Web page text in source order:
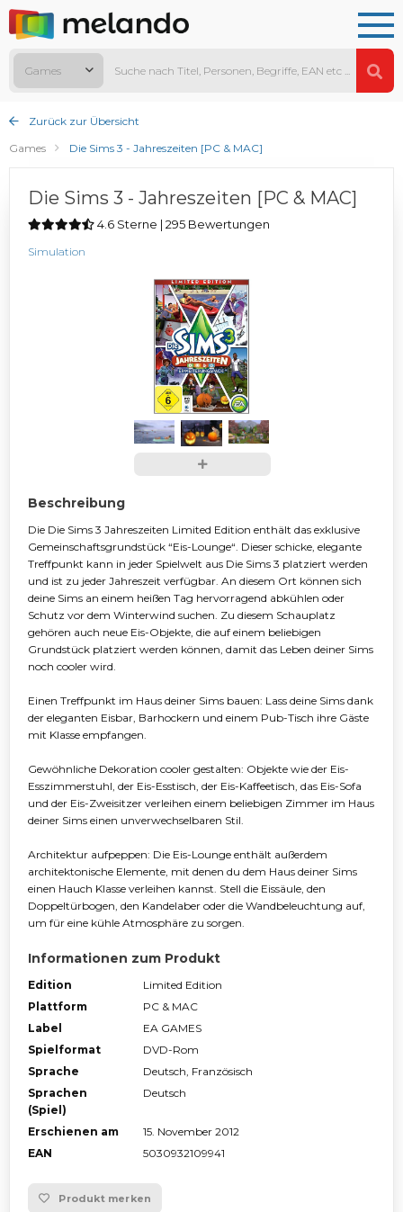
Games
Zurück zur Übersicht
Games
Die Sims 3 - Jahreszeiten [PC & MAC]
Die Sims 3 - Jahreszeiten [PC & MAC]
4.6 Sterne | 295 Bewertungen
Simulation
Beschreibung
Die Die Sims 3 Jahreszeiten Limited Edition enthält das exklusive
Gemeinschaftsgrundstück “Eis-Lounge“. Dieser schicke, elegante
Treffpunkt kann in jeder Spielwelt aus Die Sims 3 platziert werden
und ist zu jeder Jahreszeit verfügbar. An diesem Ort können sich
deine Sims an einem heißen Tag hervorragend abkühlen oder
Schutz vor dem Winterwind suchen. Zu diesem Schauplatz
gehören auch neue Eis-Objekte, die auf einem beliebigen
Grundstück platziert werden können, damit das Leben deiner Sims
noch cooler wird.
Einen Treffpunkt im Haus deiner Sims bauen: Lass deine Sims dank
der eleganten Eisbar, Barhockern und einem Pub-Tisch ihre Gäste
mit Klasse empfangen.
Gewöhnliche Dekoration cooler gestalten: Objekte wie der Eis-
Esszimmerstuhl, der Eis-Esstisch, der Eis-Kaffeetisch, das Eis-Sofa
und der Eis-Zweisitzer verleihen einem beliebigen Zimmer im Haus
deiner Sims einen unverwechselbaren Stil.
Architektur aufpeppen: Die Eis-Lounge enthält außerdem
architektonische Elemente, mit denen du dem Haus deiner Sims
einen Hauch Klasse verleihen kannst. Stell die Eissäule, den
Doppeltürbogen, den Kandelaber oder die Wandbeleuchtung auf,
um für eine kühle Atmosphäre zu sorgen.
Informationen zum Produkt
Edition
Limited Edition
Plattform
PC & MAC
Label
EA GAMES
Spielformat
DVD-Rom
Sprache
Deutsch, Französisch
Sprachen
(Spiel)
Deutsch
Erschienen am
15. November 2012
EAN
5030932109941
Produkt merken